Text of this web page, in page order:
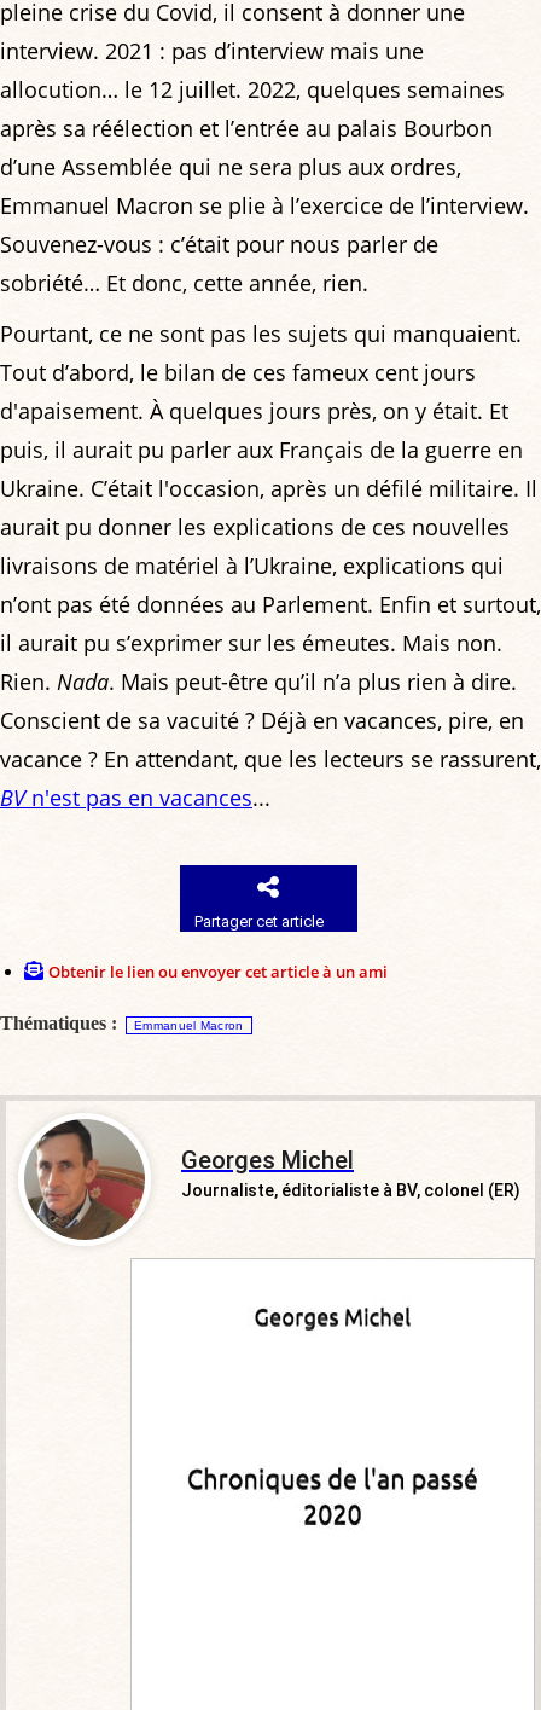
pleine crise du Covid, il consent à donner une
interview. 2021 : pas d’interview mais une
allocution… le 12 juillet. 2022, quelques semaines
après sa réélection et l’entrée au palais Bourbon
d’une Assemblée qui ne sera plus aux ordres,
Emmanuel Macron se plie à l’exercice de l’interview.
Souvenez-vous : c’était pour nous parler de
sobriété… Et donc, cette année, rien.
Pourtant, ce ne sont pas les sujets qui manquaient.
Tout d’abord, le bilan de ces fameux cent jours
d'apaisement. À quelques jours près, on y était. Et
puis, il aurait pu parler aux Français de la guerre en
Ukraine. C’était l'occasion, après un défilé militaire. Il
aurait pu donner les explications de ces nouvelles
livraisons de matériel à l’Ukraine, explications qui
n’ont pas été données au Parlement. Enfin et surtout,
il aurait pu s’exprimer sur les émeutes. Mais non.
Rien. Nada. Mais peut-être qu’il n’a plus rien à dire.
Conscient de sa vacuité ? Déjà en vacances, pire, en
vacance ? En attendant, que les lecteurs se rassurent,
BVn'est pas en vacances...
Partager cet article
Obtenir le lien ou envoyer cet article à un ami
Thématiques : Emmanuel Macron
Georges Michel
Journaliste, éditorialiste à BV, colonel (ER)